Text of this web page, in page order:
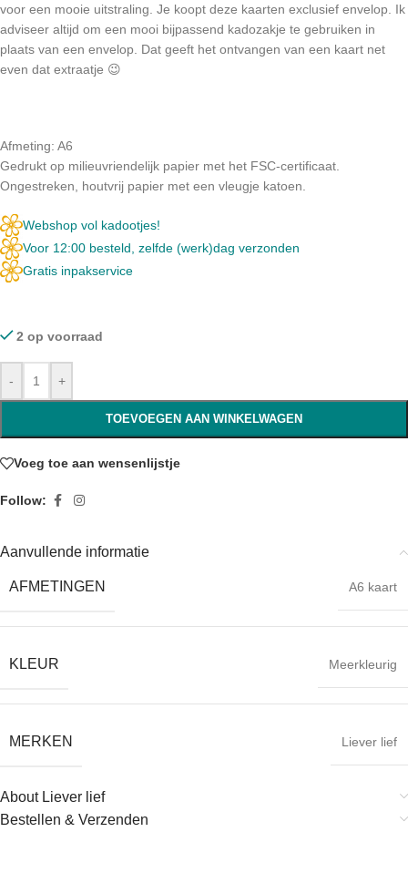
voor een mooie uitstraling. Je koopt deze kaarten exclusief envelop. Ik
adviseer altijd om een mooi bijpassend kadozakje te gebruiken in
plaats van een envelop. Dat geeft het ontvangen van een kaart net
even dat extraatje 😉
Afmeting: A6
Gedrukt op milieuvriendelijk papier met het FSC-certificaat.
Ongestreken, houtvrij papier met een vleugje katoen.
Webshop vol kadootjes!
Voor 12:00 besteld, zelfde (werk)dag verzonden
Gratis inpakservice
2 op voorraad
- +
TOEVOEGEN AAN WINKELWAGEN
Voeg toe aan wensenlijstje
Follow:
Aanvullende informatie
AFMETINGEN A6 kaart
KLEUR Meerkleurig
MERKEN Liever lief
About Liever lief
Bestellen & Verzenden